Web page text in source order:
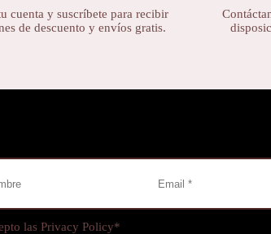
cuenta y suscríbete para recibir
de descuento y envíos gratis.
lasPrivacy Policy*